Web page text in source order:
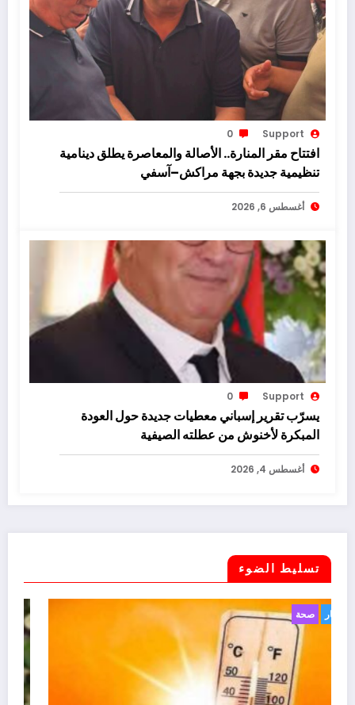
Support
0
افتتاح مقر المنارة.. الأصالة والمعاصرة يطلق دينامية
تنظيمية جديدة بجهة مراكش–آسفي
أغسطس 6, 2026
Support
0
يسرّب تقرير إسباني معطيات جديدة حول العودة
المبكرة لأخنوش من عطلته الصيفية
أغسطس 4, 2026
تسليط الضوء
أخبار صحة